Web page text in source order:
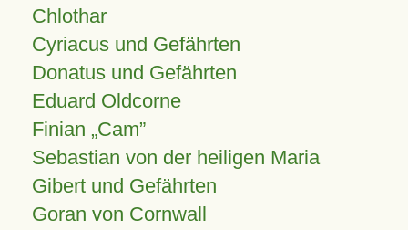
Chlothar
Cyriacus und Gefährten
Donatus und Gefährten
Eduard Oldcorne
Finian Cam
Sebastian von der heiligen Maria
Gibert und Gefährten
Goran von Cornwall